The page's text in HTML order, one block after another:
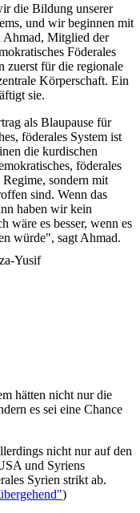
die Bildung unserer
und wir beginnen mit
Ahmad, Mitglied der
Föderales
zuerst für die regionale
Körperschaft. Ein
sie.
als Blaupause für
föderales System ist
die kurdischen
föderales
sondern mit
sind. Wenn das
haben wir kein
wäre es besser, wenn es
würde", sagt Ahmad.
hätten nicht nur die
es sei eine Chance
nicht nur auf den
und Syriens
Syrien strikt ab.
)